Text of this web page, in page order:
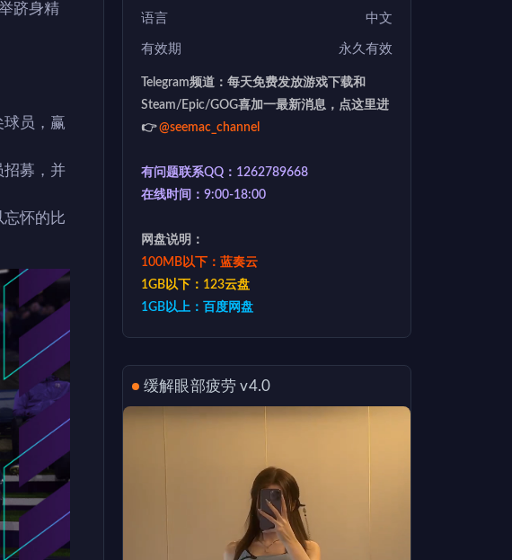
跻身精
员，赢
招募，并
忘怀的比
语言 中文
有效期 永久有效
Telegram频道：每天免费发放游戏下载和
Steam/Epic/GOG喜加一最新消息，点这里进
👉@seemac_channel
有问题联系QQ：1262789668
在线时间：9:00-18:00
网盘说明：
100MB以下：蓝奏云
1GB以下：123云盘
1GB以上：百度网盘
缓解眼部疲劳 v4.0